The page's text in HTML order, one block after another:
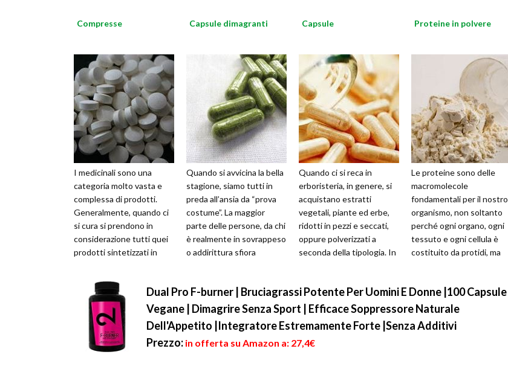
Compresse
I medicinali sono una
categoria molto vasta e
complessa di prodotti.
Generalmente, quando ci
si cura si prendono in
considerazione tutti quei
prodotti sintetizzati in
sostan...
Capsule dimagranti
Quando si avvicina la bella
stagione, siamo tutti in
preda all’ansia da “prova
costume”. La maggior
parte delle persone, da chi
è realmente in sovrappeso
o addirittura sfiora
Capsule
Quando ci si reca in
erboristeria, in genere, si
acquistano estratti
vegetali, piante ed erbe,
ridotti in pezzi e seccati,
oppure polverizzati a
seconda della tipologia. In
Proteine in polvere
Le proteine sono delle
macromolecole
fondamentali per il nostro
organismo, non soltanto
perché ogni organo, ogni
tessuto e ogni cellula è
costituito da protidi, ma
Dual Pro F-burner | Bruciagrassi Potente Per Uomini E Donne |100 Capsule
Vegane | Dimagrire Senza Sport | Efficace Soppressore Naturale
Dell'Appetito |Integratore Estremamente Forte |Senza Additivi
Prezzo: in offerta su Amazon a: 27,4€